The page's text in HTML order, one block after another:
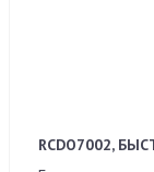
RCDO7002,